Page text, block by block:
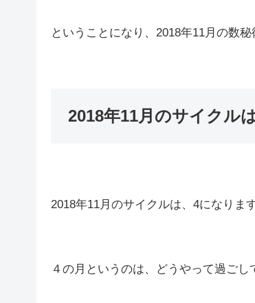
ということになり、2018年11月の数
2018年11月のサイクル
2018年11月のサイクルは、4になります
４の月というのは、どうやって過ごし